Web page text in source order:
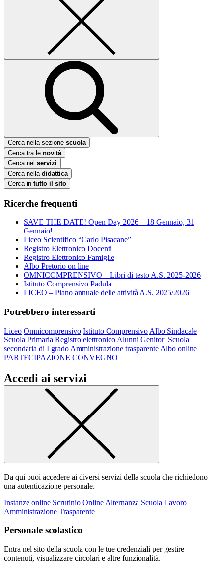
Cerca nella sezione scuola
Cerca tra le novità
Cerca nei servizi
Cerca nella didattica
Cerca in tutto il sito
Ricerche frequenti
SAVE THE DATE! Open Day 2026 – 18 Gennaio, 31
Gennaio!
Liceo Scientifico “Carlo Pisacane”
Registro Elettronico Docenti
Registro Elettronico Famiglie
Albo Pretorio on line
OMNICOMPRENSIVO – Libri di testo A.S. 2025-2026
Istituto Comprensivo Padula
LICEO – Piano annuale delle attività A.S. 2025/2026
Potrebbero interessarti
Liceo Omnicomprensivo Istituto Comprensivo Albo Sindacale
Scuola Primaria Registro elettronico Alunni Genitori Scuola
secondaria di I grado Amministrazione trasparente Albo online
PARTECIPAZIONE CONVEGNO
Accedi ai servizi
Da qui puoi accedere ai diversi servizi della scuola che richiedono
una autenticazione personale.
Instanze online Scrutinio Online Alternanza Scuola Lavoro
Amministrazione Trasparente
Personale scolastico
Entra nel sito della scuola con le tue credenziali per gestire
contenuti, visualizzare circolari e altre funzionalità.